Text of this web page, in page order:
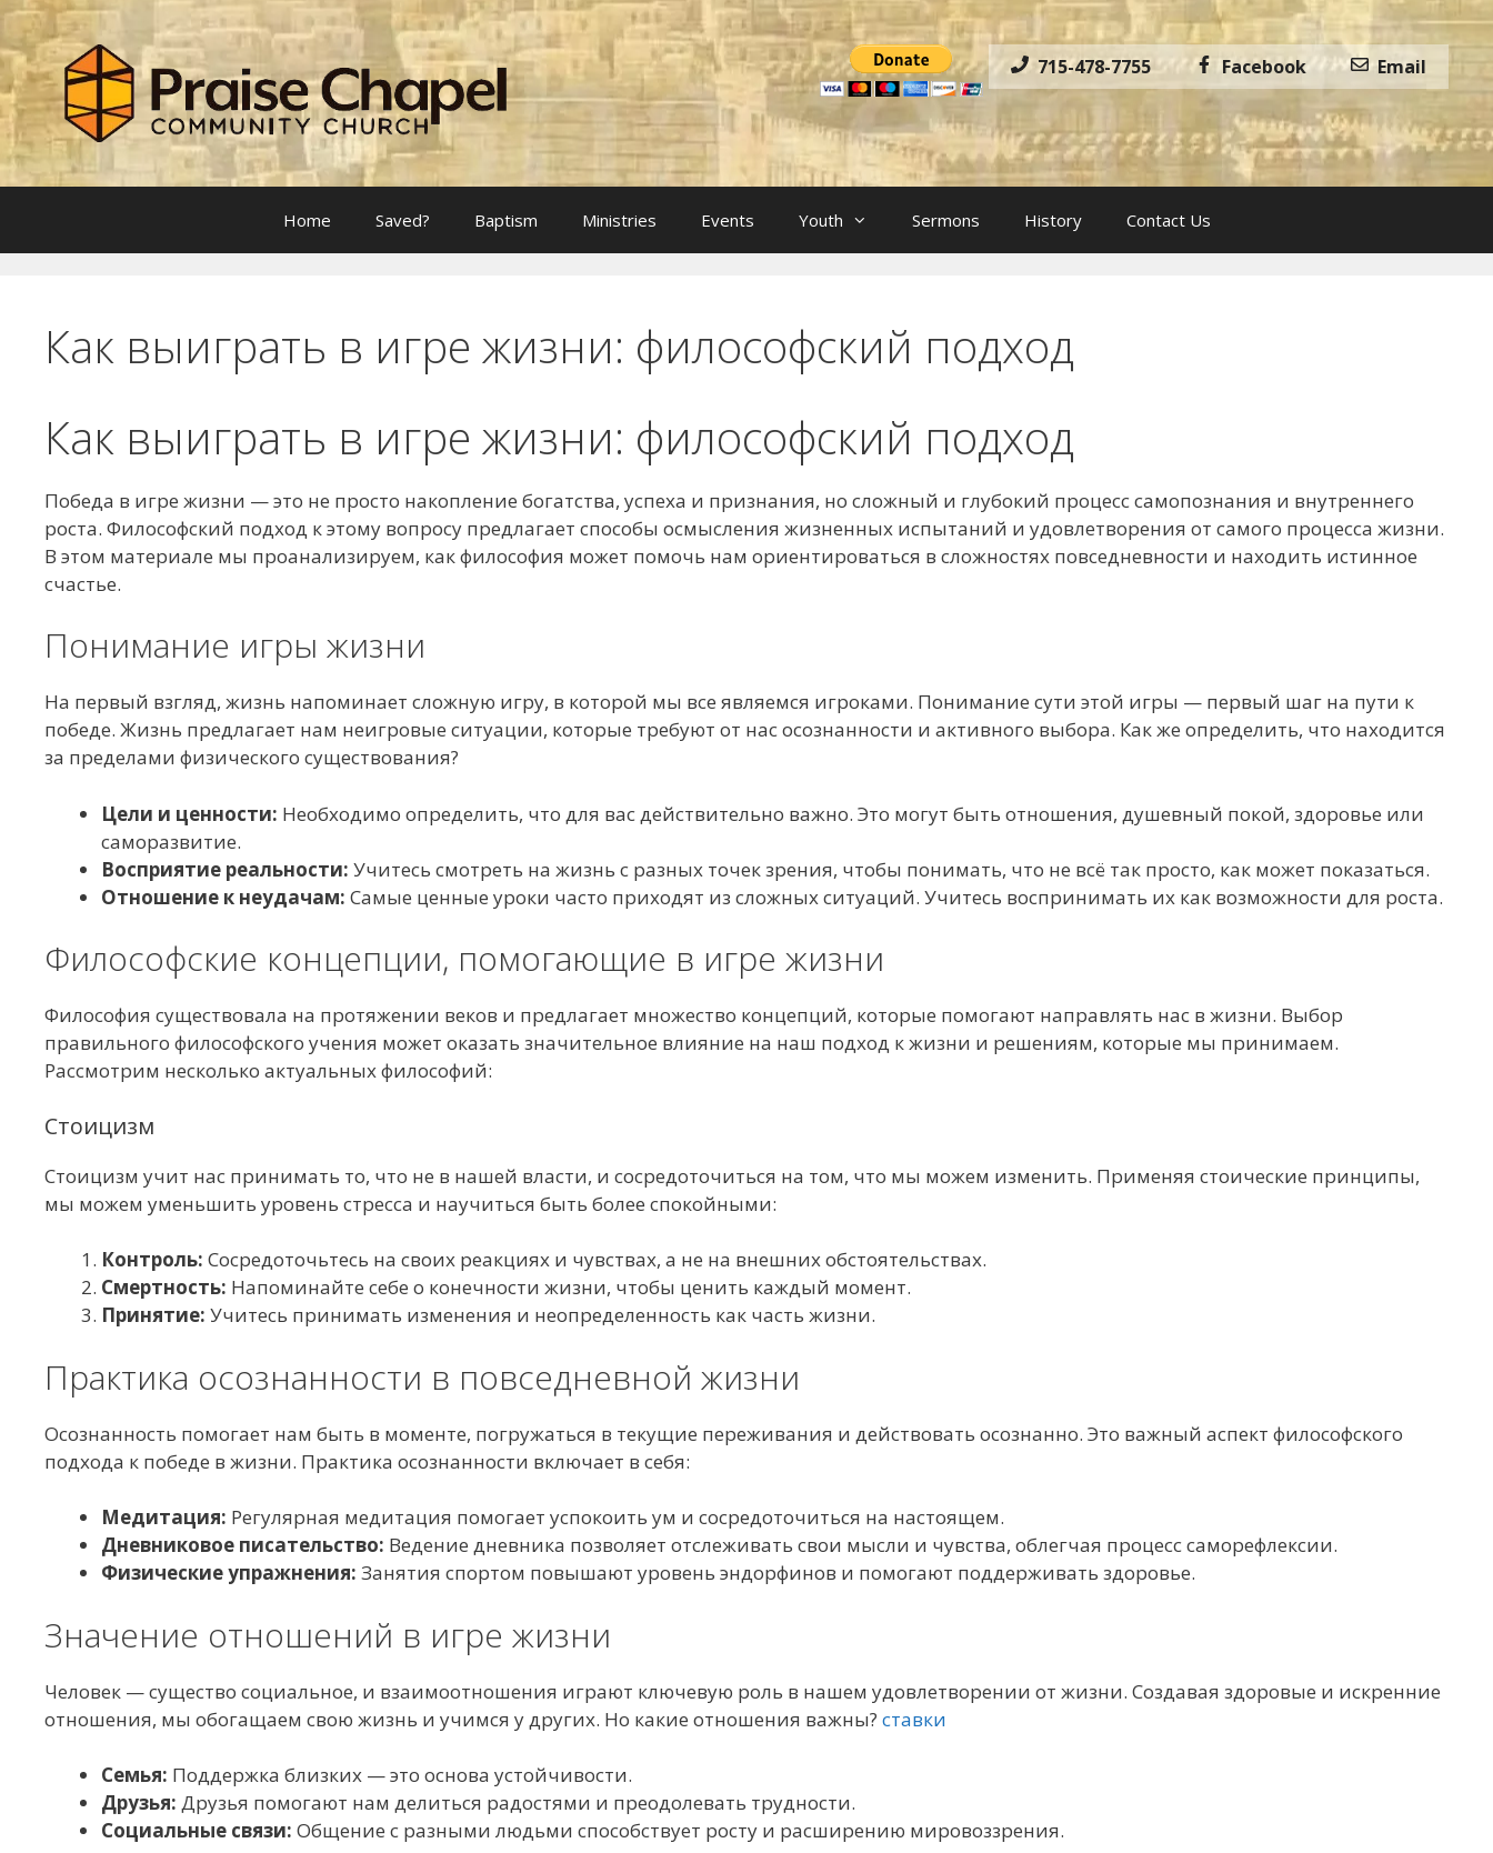
Skip
to
content
715-478-7755 Facebook Email
Home Saved? Baptism Ministries Events Youth Sermons History Contact Us
Как выиграть в игре жизни: философский подход
Как выиграть в игре жизни: философский подход
Победа в игре жизни — это не просто накопление богатства, успеха и признания, но сложный и глубокий процесс самопознания и внутреннего
роста. Философский подход к этому вопросу предлагает способы осмысления жизненных испытаний и удовлетворения от самого процесса жизни.
В этом материале мы проанализируем, как философия может помочь нам ориентироваться в сложностях повседневности и находить истинное
счастье.
Понимание игры жизни
На первый взгляд, жизнь напоминает сложную игру, в которой мы все являемся игроками. Понимание сути этой игры — первый шаг на пути к
победе. Жизнь предлагает нам неигровые ситуации, которые требуют от нас осознанности и активного выбора. Как же определить, что находится
за пределами физического существования?
Цели и ценности: Необходимо определить, что для вас действительно важно. Это могут быть отношения, душевный покой, здоровье или
саморазвитие.
Восприятие реальности: Учитесь смотреть на жизнь с разных точек зрения, чтобы понимать, что не всё так просто, как может показаться.
Отношение к неудачам: Самые ценные уроки часто приходят из сложных ситуаций. Учитесь воспринимать их как возможности для роста.
Философские концепции, помогающие в игре жизни
Философия существовала на протяжении веков и предлагает множество концепций, которые помогают направлять нас в жизни. Выбор
правильного философского учения может оказать значительное влияние на наш подход к жизни и решениям, которые мы принимаем.
Рассмотрим несколько актуальных философий:
Стоицизм
Стоицизм учит нас принимать то, что не в нашей власти, и сосредоточиться на том, что мы можем изменить. Применяя стоические принципы,
мы можем уменьшить уровень стресса и научиться быть более спокойными:
Контроль: Сосредоточьтесь на своих реакциях и чувствах, а не на внешних обстоятельствах.
Смертность: Напоминайте себе о конечности жизни, чтобы ценить каждый момент.
Принятие: Учитесь принимать изменения и неопределенность как часть жизни.
Практика осознанности в повседневной жизни
Осознанность помогает нам быть в моменте, погружаться в текущие переживания и действовать осознанно. Это важный аспект философского
подхода к победе в жизни. Практика осознанности включает в себя:
Медитация: Регулярная медитация помогает успокоить ум и сосредоточиться на настоящем.
Дневниковое писательство: Ведение дневника позволяет отслеживать свои мысли и чувства, облегчая процесс саморефлексии.
Физические упражнения: Занятия спортом повышают уровень эндорфинов и помогают поддерживать здоровье.
Значение отношений в игре жизни
Человек — существо социальное, и взаимоотношения играют ключевую роль в нашем удовлетворении от жизни. Создавая здоровые и искренние
отношения, мы обогащаем свою жизнь и учимся у других. Но какие отношения важны? ставки
Семья: Поддержка близких — это основа устойчивости.
Друзья: Друзья помогают нам делиться радостями и преодолевать трудности.
Социальные связи: Общение с разными людьми способствует росту и расширению мировоззрения.